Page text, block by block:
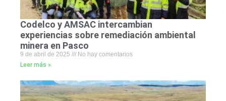
Codelco y AMSAC intercambian
experiencias sobre remediación ambiental
minera en Pasco
9 de abril de 2025
No hay comentarios
Leer más »